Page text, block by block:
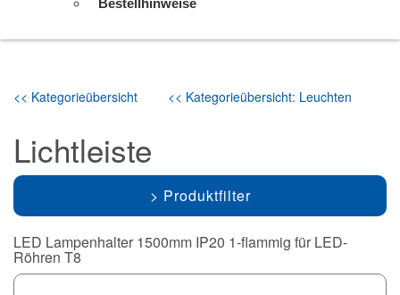
Bestellhinweise
<< Kategorieübersicht << Kategorieübersicht: Leuchten
Lichtleiste
Produktfilter
LED Lampenhalter 1500mm IP20 1-flammig für LED-
Röhren T8